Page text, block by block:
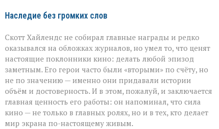
Наследие без громких слов
Скотт Хайлендс не собирал главные награды и редко
оказывался на обложках журналов, но умел то, что ценят
настоящие поклонники кино: делать любой эпизод
заметным. Его герои часто были «вторыми» по счёту, но
не по значению — именно они придавали истории
объём и достоверность. И в этом, пожалуй, и заключается
главная ценность его работы: он напоминал, что сила
кино — не только в главных ролях, но и в тех, кто делает
мир экрана по-настоящему живым.